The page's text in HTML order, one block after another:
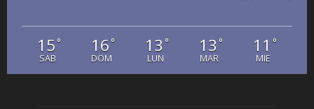
15°
SAB
16°
DOM
13 °
LUN
13 °
MAR
11 °
MIE